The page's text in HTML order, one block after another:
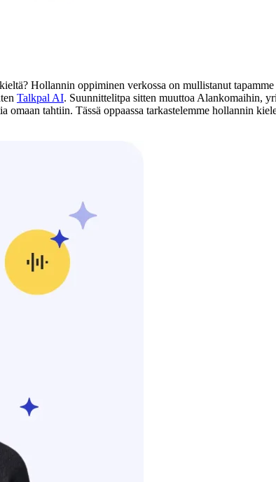
Hollannin oppiminen verkossa on mullistanut
Talkpal AI. Suunnittelitpa sitten muuttoa Alankomaihin,
tahtiin. Tässä oppaassa tarkastelemme hollannin